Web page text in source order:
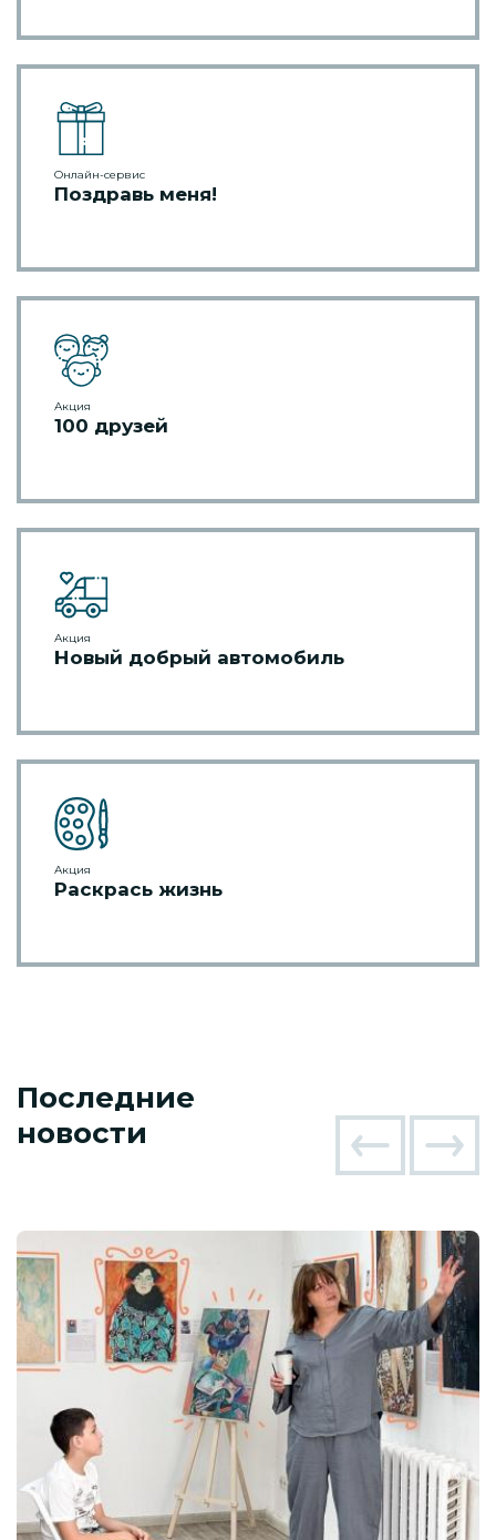
Онлайн-сервис
Поздравь меня!
Акция
100 друзей
Акция
Новый добрый автомобиль
Акция
Раскрась жизнь
Последние
новости